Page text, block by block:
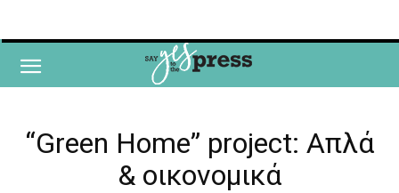
“Green Home” project: Απλά
& οικονομικά